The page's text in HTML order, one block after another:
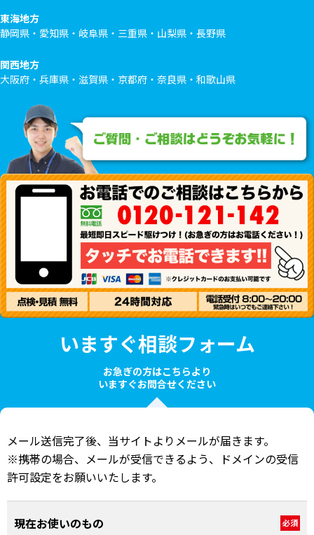
東海地方
静岡県・愛知県・岐阜県・三重県・山梨県・長野県
関西地方
大阪府・兵庫県・滋賀県・京都府・奈良県・和歌山県
いますぐ相談フォーム
お急ぎの方はこちらより
いますぐお問合せください
メール送信完了後、当サイトよりメールが届きます。
※携帯の場合、メールが受信できるよう、ドメインの受信
許可設定をお願いいたします。
現在お使いのもの 必須